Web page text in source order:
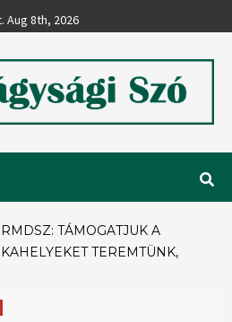
Aug 8th, 2026
RMDSZ: TÁMOGATJUK A
TEREMTÜNK,